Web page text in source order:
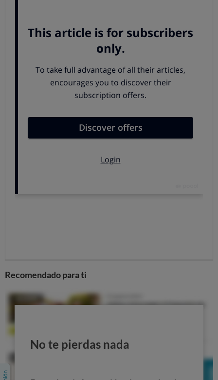
El 63% de quienes viajaron en alta velocidad
(AVE) y larga distancia relata frecuentes problemas
retraso a la llegada superó la media hora, y hay hasta
un 10% que han llegado a su destino con una demora
de más de 2 horas.
regionales y de media distancia
también advierten
frecuentes retrasos en los primeros meses de 2026.
Lo cierto es quelo que antes era una circunstancia
excepcional, ha pasado a ser algo habitual
les preguntamos solo por su último viaje, el resultado es
destino. Estos retrasos no solo causan problemas a los
usuarios, sino que desincentivan el uso del tren, cuando
Recomendado para ti
No te pierdas nada